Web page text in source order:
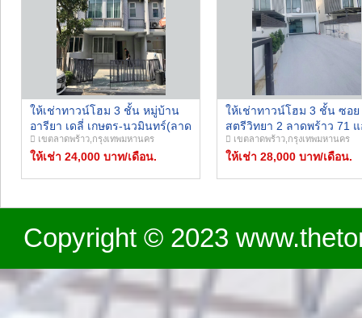
ให้เช่าทาวน์โฮม 3 ชั้น หมู่บ้าน
อารียา เดลี่ เกษตร-นวมินทร์(ลาด
ปลาเค้า) เฟอร์นิเจอร์บางส่วน
เลี้ยงสุนัขตัวเล็กได้
เขตลาดพร้าว,กรุงเทพมหานคร
ให้เช่า 24,000 บาท/เดือน.
ให้เช่าทาวน์โฮม 3 ชั้น ซอย
สตรีวิทยา 2 ลาดพร้าว 71
เครื่อง จอดรถได้ 4 คัน อยู่อ
หรือทำออฟฟิศจดบริษัทได้
เขตลาดพร้าว,กรุงเทพมหานคร
ให้เช่า 28,000 บาท/เดือน.
Copyright © 2023